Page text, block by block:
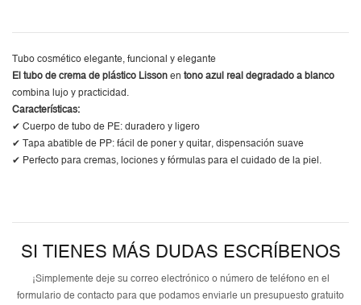
Tubo cosmético elegante, funcional y elegante
El tubo de crema de plástico Lisson en tono azul real degradado a blanco
combina lujo y practicidad.
Características:
✔ Cuerpo de tubo de PE: duradero y ligero
✔ Tapa abatible de PP: fácil de poner y quitar, dispensación suave
✔ Perfecto para cremas, lociones y fórmulas para el cuidado de la piel.
SI TIENES MÁS DUDAS ESCRÍBENOS
¡Simplemente deje su correo electrónico o número de teléfono en el
formulario de contacto para que podamos enviarle un presupuesto gratuito